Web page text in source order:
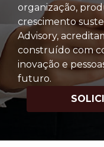
organização,
crescimento
Advisory,
construído com
inovação e
futuro.